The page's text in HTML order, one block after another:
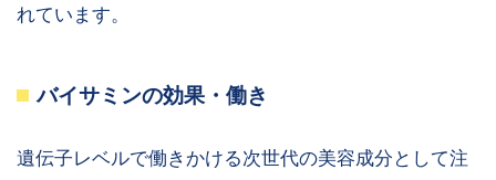
れています。
バイサミンの効果・働き
遺伝子レベルで働きかける次世代の美容成分として注